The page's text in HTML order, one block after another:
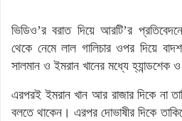
ভিডিও’র বরাত দিয়ে আরটি’র
থেকে নেমে লাল গালিচার ওপর দিয়ে
সালমান ও ইমরান খানের মধ্যে
এরপরই ইমরান খান আর রাজার দিকে না
বলতে থাকেন। এরপর দোভাষীর দিকে